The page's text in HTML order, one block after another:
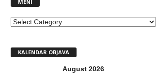
MENI
MENI
KALENDAR OBJAVA
August 2026